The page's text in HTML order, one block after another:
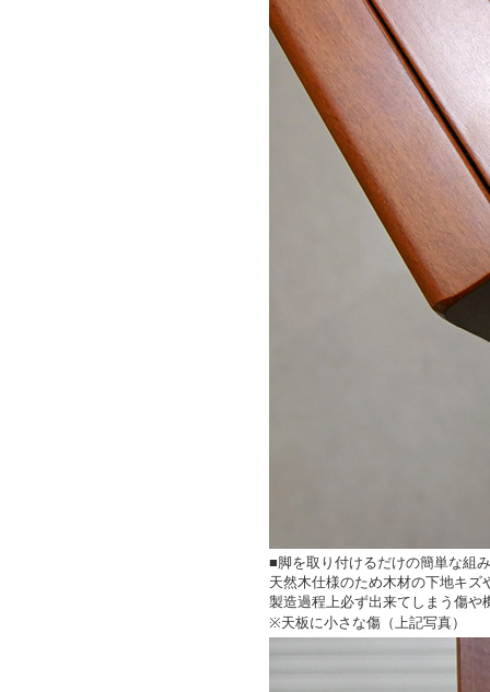
■脚を取り付けるだけの簡単な組
天然木仕様のため木材の下地キ
製造過程上必ず出来てしまう傷
※天板に小さな傷（上記写真）